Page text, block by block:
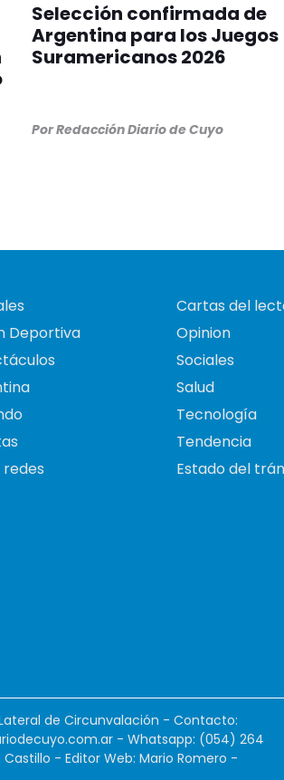
Selección confirmada de
Argentina para los Juegos
Suramericanos 2026
PorRedacción Diario de Cuyo
Deportiva
redes
Cartas del
Opinion
Sociales
Salud
Tecnología
Tendencia
Estado del
Lateral de Circunvalación - Contacto:
- Whatsapp: (054) 264
- Editor Web: Mario Romero -